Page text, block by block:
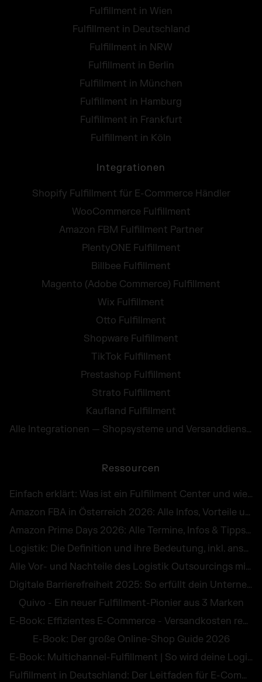
Fulfillment in Wien
Fulfillment in Deutschland
Fulfillment in NRW
Fulfillment in Berlin
Fulfillment in München
Fulfillment in Hamburg
Fulfillment in Frankfurt
Fulfillment in Köln
Integrationen
Shopify Fulfillment für E-Commerce Händler
WooCommerce Fulfillment
Amazon FBM Fulfillment Partner
PlentyONE Fulfillment
Billbee Fulfillment
Magento (Adobe Commerce) Fulfillment
Wix Fulfillment
Otto Fulfillment
Shopware Fulfillment
TikTok Fulfillment
Prestashop Fulfillment
Strato Fulfillment
Kaufland Fulfillment
Alle Integrationen — Shopsysteme und Versanddienste
Ressourcen
Einfach erklärt: Was ist ein Fulfillment Center und wie funktioniert es in Österreich?
Amazon FBA in Österreich 2026: Alle Infos, Vorteile und Kosten von Fulfillment by Amazon
Amazon Prime Days 2026: Alle Termine, Infos & Tipps für die E-Commerce-Peak Season
Logistik: Die Definition und ihre Bedeutung, inkl. anschaulicher Beispiele
Alle Vor- und Nachteile des Logistik Outsourcings mit praktischen Beispielen
Digitale Barrierefreiheit 2025: So erfüllt dein Unternehmen die Pflichten des BFG
Quivo - Ein neuer Fulfillment-Pionier aus 3 Marken
E-Book: Effizientes E-Commerce - Versandkosten reduzieren und Retouren vermeiden
E-Book: Der große Online-Shop Guide 2026
E-Book: Multichannel-Fulfillment | So wird deine Logistik zum Wettbewerbsvorteil
Fulfillment in Deutschland: Der Leitfaden für E-Commerce Händler